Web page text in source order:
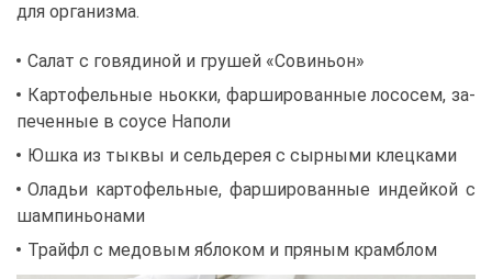
для ор­га­низ­ма.
Са­лат с го­вя­ди­ной и гру­шей «Со­ви­ньон»
Кар­то­фель­ные ньок­ки, фар­ши­ро­ван­ные ло­со­сем, за­
пе­чен­ные в со­усе На­по­ли
Юш­ка из тык­вы и сель­де­рея с сыр­ны­ми клец­ка­ми
Ола­дьи кар­то­фель­ные, фар­ши­ро­ван­ные ин­дей­кой с
шам­пи­ньо­на­ми
Трай­фл с ме­до­вым яб­ло­ком и пря­ным крам­блом